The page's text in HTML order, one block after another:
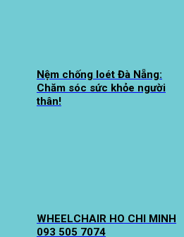
Nệm chống loét Đà Nẵng:
Chăm sóc sức khỏe người
thân!
WHEELCHAIR HO CHI MINH
093 505 7074